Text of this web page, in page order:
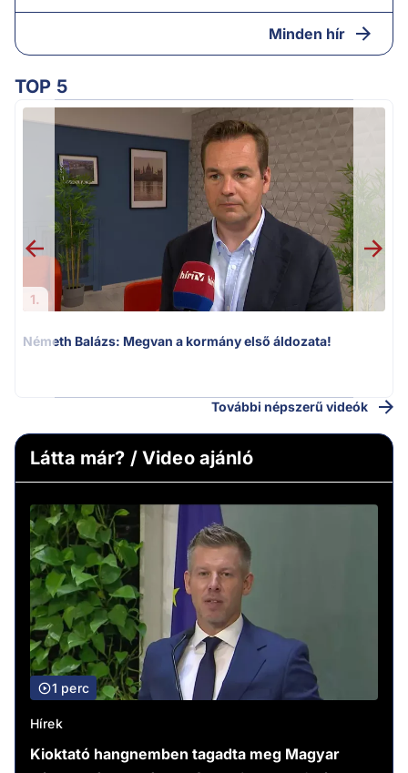
Minden hír
TOP 5
1.
Németh Balázs: Megvan a kormány első áldozata!
További népszerű videók
Látta már? / Video ajánló
1 perc
Hírek
Kioktató hangnemben tagadta meg Magyar